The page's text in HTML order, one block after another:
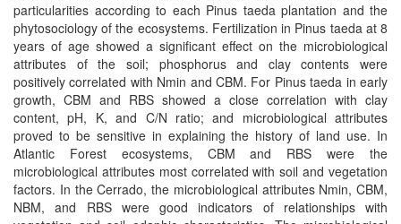
particularities according to each Pinus taeda plantation and the
phytosociology of the ecosystems. Fertilization in Pinus taeda at 8
years of age showed a significant effect on the microbiological
attributes of the soil; phosphorus and clay contents were
positively correlated with Nmin and CBM. For Pinus taeda in early
growth, CBM and RBS showed a close correlation with clay
content, pH, K, and C/N ratio; and microbiological attributes
proved to be sensitive in explaining the history of land use. In
Atlantic Forest ecosystems, CBM and RBS were the
microbiological attributes most correlated with soil and vegetation
factors. In the Cerrado, the microbiological attributes Nmin, CBM,
NBM, and RBS were good indicators of relationships with